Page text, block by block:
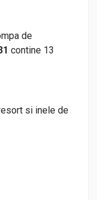
de
contine 13
si inele de